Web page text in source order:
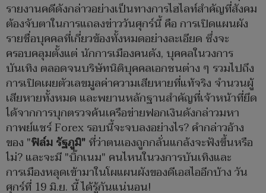
รายงานคดีดังกล่าวอย่างเป็นทางการไฮไลท์สำคัญที่สังคม
ต้องจับตาในการแถลงข่าววันศุกร์นี้ คือ การเปิดแผนผัง
รายชื่อบุคคลที่เกี่ยวข้องทั้งหมดอย่างละเอียด ซึ่งจะ
ครอบคลุมตั้งแต่ นักการเมืองคนดัง, บุคคลในวงการ
บันเทิง ตลอดจนบริษัทนิติบุคคลเอกชนต่าง ๆ รวมไปถึง
การเปิดเผยตัวเลขมูลค่าความเสียหายที่แท้จริง จำนวนผู้
เสียหายทั้งหมด และพยานหลักฐานสำคัญที่เจ้าหน้าที่ยึด
ได้จากการบุกตรวจค้นเครือข่ายฟอกเงินดังกล่าวมหา
กาพย์แชร์ Forex รอบนี้จะจบลงอย่างไร? คำกล่าวอ้าง
ของ "ฟิล์ม รัฐภูมิ"ที่ว่าตนเองถูกกลั่นแกล้งจะฟังขึ้นหรือ
ไม่? และจะมี "บิ๊กเนม" คนไหนในวงการบันเทิงและ
การเมืองหลุดเข้ามาในโผแผนผังของดีเอสไออีกบ้าง วัน
ศุกร์ที่ 19 มิ.ย. นี้ ได้รู้กันแน่นอน!